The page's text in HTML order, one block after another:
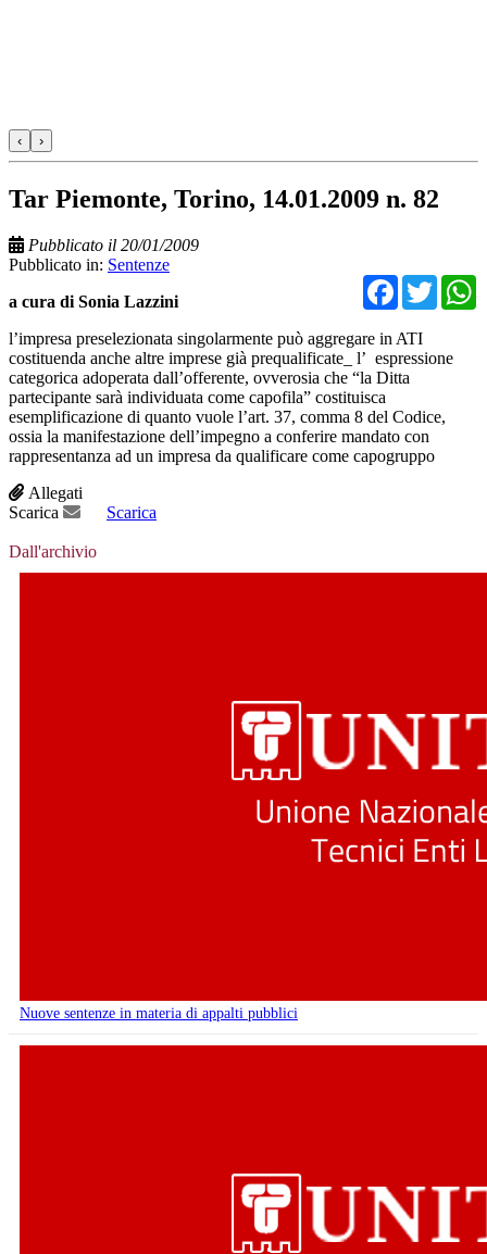
‹ ›
Tar Piemonte, Torino, 14.01.2009 n. 82
Pubblicato il 20/01/2009
Pubblicato in: Sentenze
a cura di Sonia Lazzini
l’impresa preselezionata singolarmente può aggregare in ATI
costituenda anche altre imprese già prequalificate_ l’ espressione
categorica adoperata dall’offerente, ovverosia che “la Ditta
partecipante sarà individuata come capofila” costituisca
esemplificazione di quanto vuole l’art. 37, comma 8 del Codice,
ossia la manifestazione dell’impegno a conferire mandato con
rappresentanza ad un impresa da qualificare come capogruppo
Allegati
Scarica
Scarica
Dall'archivio
Nuove sentenze in materia di appalti pubblici